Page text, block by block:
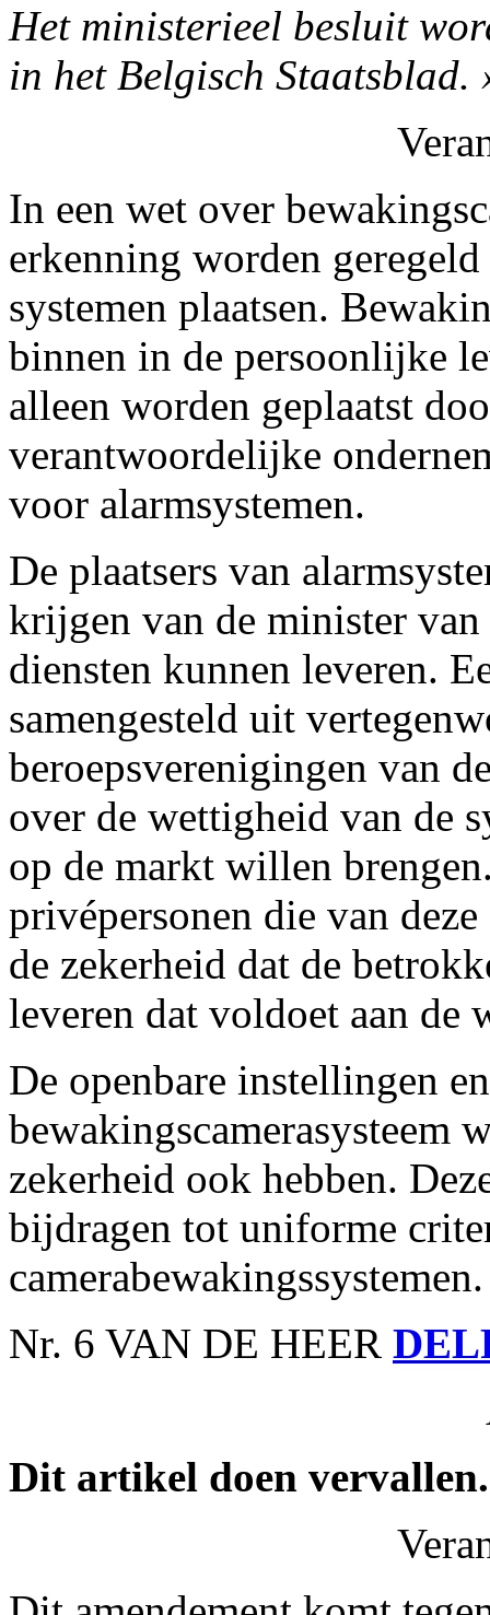
Het ministerieel besluit
in het Belgisch Staatsblad.
In een wet over
erkenning worden
systemen plaatsen.
binnen in de persoonlijke
alleen worden geplaatst
verantwoordelijke
voor alarmsystemen.
De plaatsers van
krijgen van de minister
diensten kunnen leveren.
samengesteld uit
beroepsverenigingen van
over de wettigheid van de
op de markt willen
privépersonen die van
de zekerheid dat de
leveren dat voldoet aan de
De openbare instellingen
bewakingscamerasysteem
zekerheid ook hebben.
bijdragen tot uniforme
camerabewakingssystemen.
Nr. 6 VAN DE HEER
Dit artikel doen vervallen.